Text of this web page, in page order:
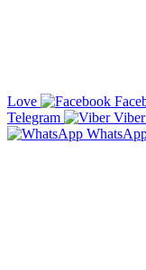
Love
Telegram
Viber